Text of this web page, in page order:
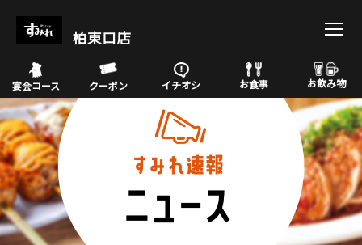
柏東口店
宴会コース クーポン イチオシ お食事 お飲み物